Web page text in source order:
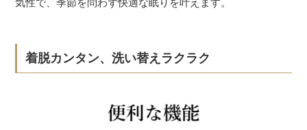
着脱カンタン、洗い替えラクラク